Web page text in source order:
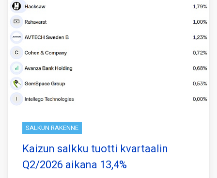
SALKUN RAKENNE
Kaizun salkku tuotti kvartaalin
Q2/2026 aikana 13,4%